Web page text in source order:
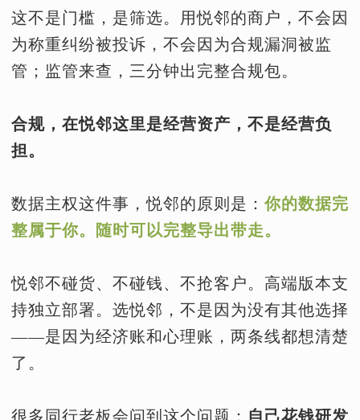
这不是门槛，是筛选。用悦邻的商户，不会因
为称重纠纷被投诉，不会因为合规漏洞被监
管；监管来查，三分钟出完整合规包。
合规，在悦邻这里是经营资产，不是经营负
担。
数据主权这件事，悦邻的原则是：你的数据完
整属于你。随时可以完整导出带走。
悦邻不碰货、不碰钱、不抢客户。高端版本支
持独立部署。选悦邻，不是因为没有其他选择
——是因为经济账和心理账，两条线都想清楚
了。
很多同行老板会问到这个问题： 自己花钱研发